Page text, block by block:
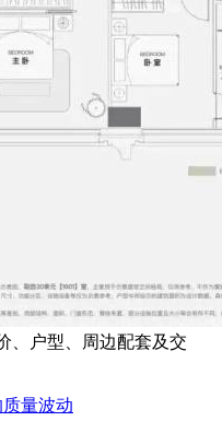
、户型、周边配套及交
量波动